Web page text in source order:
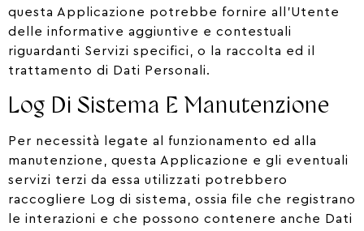
questa Applicazione potrebbe fornire all’Utente
delle informative aggiuntive e contestuali
riguardanti Servizi specifici, o la raccolta ed il
trattamento di Dati Personali.
Log Di Sistema E Manutenzione
Per necessità legate al funzionamento ed alla
manutenzione, questa Applicazione e gli eventuali
servizi terzi da essa utilizzati potrebbero
raccogliere Log di sistema, ossia file che registrano
le interazioni e che possono contenere anche Dati